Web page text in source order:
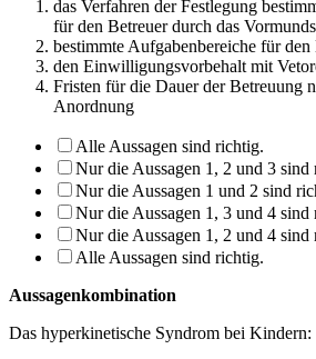
das Verfahren der Festlegung
für den Betreuer durch das
bestimmte Aufgabenbereiche für
den Einwilligungsvorbehalt mit
Fristen für die Dauer der Betreuung
Anordnung
Alle Aussagen sind richtig.
Nur die Aussagen 1, 2 und 3 sind
Nur die Aussagen 1 und 2 sind
Nur die Aussagen 1, 3 und 4 sind
Nur die Aussagen 1, 2 und 4 sind
Alle Aussagen sind richtig.
Aussagenkombination
Das hyperkinetische Syndrom bei Kindern: